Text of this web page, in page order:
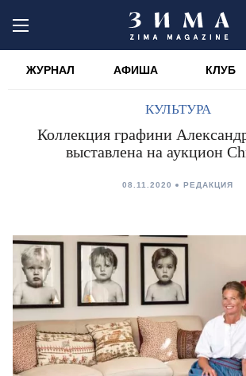
ЖУРНАЛ АФИША КЛУБ
КУЛЬТУРА
Коллекция графини
выставлена на аукцион
08.11.2020 РЕДАКЦИЯ